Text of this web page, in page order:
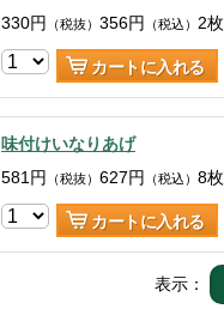
330円 （税抜） 356円 （税込） 2枚
カートに入れる
味付けいなりあげ
581 円 （税抜） 627円 （税込） 8枚
カートに入れる
表示：